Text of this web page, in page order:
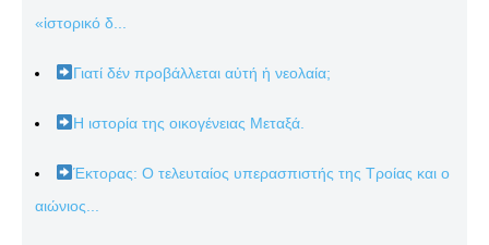
«ἱστορικό δ...
Γιατί δέν προβάλλεται αὐτή ἡ νεολαία;
Η ιστορία της οικογένειας Μεταξά.
Έκτορας: Ο τελευταίος υπερασπιστής της Τροίας και ο
αιώνιος...